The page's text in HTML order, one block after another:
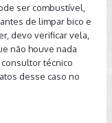
ser combustível,
de limpar bico e
devo verificar vela,
não houve nada
técnico
desse caso no